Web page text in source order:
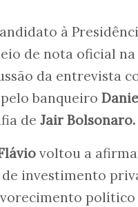
à
de nota oficial
da entrevista
banqueiro
de Jair Bolsonaro.
voltou a
investimento
político